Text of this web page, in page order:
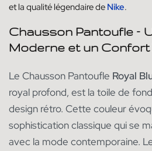
et la qualité légendaire de Nike.
Chausson Pantoufle –
Moderne et un
Le Chausson Pantoufle Royal
royal profond, est la toile de
design rétro. Cette couleur
sophistication classique qui se
avec la mode contemporaine.